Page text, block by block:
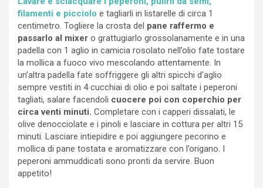
filamenti e picciolo e tagliarli in listarelle di circa 1
centimetro. Togliere la crosta del pane raffermo e
passarlo al mixer o grattugiarlo grossolanamente e in una
padella con 1 aglio in camicia rosolato nell’olio fate tostare
la mollica a fuoco vivo mescolando attentamente. In
un’altra padella fate soffriggere gli altri spicchi d’aglio
sempre vestiti in 4 cucchiai di olio e poi saltate i peperoni
tagliati, salare facendoli cuocere poi con coperchio per
circa venti minuti. Completare con i capperi dissalati, le
olive denocciolate e i pinoli e lasciare in cottura per altri 15
minuti. Lasciare intiepidire e poi aggiungere pecorino e
mollica di pane tostata e aromatizzare con l’origano. I
peperoni ammuddicati sono pronti da servire. Buon
appetito!